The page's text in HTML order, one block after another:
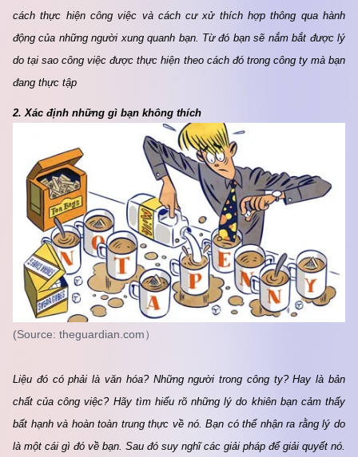
cách thực hiện công việc và cách cư xử thích hợp thông qua hành
động của những người xung quanh bạn. Từ đó bạn sẽ nắm bắt được lý
do tại sao công việc được thực hiện theo cách đó trong công ty mà bạn
đang thực tập
2. Xác định những gì bạn không thích
(Source: theguardian.com）
Liệu đó có phải là văn hóa? Những người trong công ty? Hay là bản
chất của công việc? Hãy tìm hiểu rõ những lý do khiên bạn cảm thấy
bất hạnh và hoàn toàn trung thực về nó. Bạn có thể nhận ra rằng lý do
là một cái gì đó về bạn. Sau đó suy nghĩ các giải pháp để giải quyết nó.